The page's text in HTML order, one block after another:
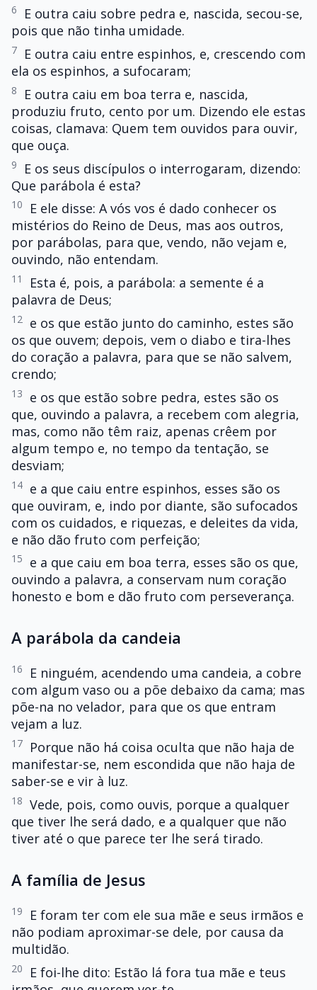
6
E outra caiu sobre pedra e, nascida, secou-se,
pois que não tinha umidade.
7
E outra caiu entre espinhos, e, crescendo com
ela os espinhos, a sufocaram;
8
E outra caiu em boa terra e, nascida,
produziu fruto, cento por um. Dizendo ele estas
coisas, clamava: Quem tem ouvidos para ouvir,
que ouça.
9
E os seus discípulos o interrogaram, dizendo:
Que parábola é esta?
10
E ele disse: A vós vos é dado conhecer os
mistérios do Reino de Deus, mas aos outros,
por parábolas, para que, vendo, não vejam e,
ouvindo, não entendam.
11
Esta é, pois, a parábola: a semente é a
palavra de Deus;
12 e os que estão junto do caminho, estes são
os que ouvem; depois, vem o diabo e tira-lhes
do coração a palavra, para que se não salvem,
crendo;
13
e os que estão sobre pedra, estes são os
que, ouvindo a palavra, a recebem com alegria,
mas, como não têm raiz, apenas crêem por
algum tempo e, no tempo da tentação, se
desviam;
14 e a que caiu entre espinhos, esses são os
que ouviram, e, indo por diante, são sufocados
com os cuidados, e riquezas, e deleites da vida,
e não dão fruto com perfeição;
15
e a que caiu em boa terra, esses são os que,
ouvindo a palavra, a conservam num coração
honesto e bom e dão fruto com perseverança.
A parábola da candeia
16
E ninguém, acendendo uma candeia, a cobre
com algum vaso ou a põe debaixo da cama; mas
põe-na no velador, para que os que entram
vejam a luz.
17
Porque não há coisa oculta que não haja de
manifestar-se, nem escondida que não haja de
saber-se e vir à luz.
18 Vede, pois, como ouvis, porque a qualquer
que tiver lhe será dado, e a qualquer que não
tiver até o que parece ter lhe será tirado.
A família de Jesus
19
E foram ter com ele sua mãe e seus irmãos e
não podiam aproximar-se dele, por causa da
multidão.
20
E foi-lhe dito: Estão lá fora tua mãe e teus